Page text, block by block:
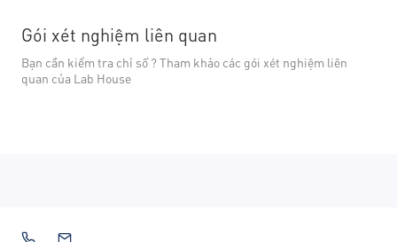
Gói xét nghiệm liên quan
Bạn cần kiểm tra chỉ số ? Tham khảo các gói xét nghiệm liên
quan của Lab House